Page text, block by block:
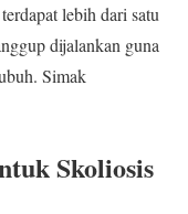
lebih dari satu
dijalankan guna
Simak
Skoliosis